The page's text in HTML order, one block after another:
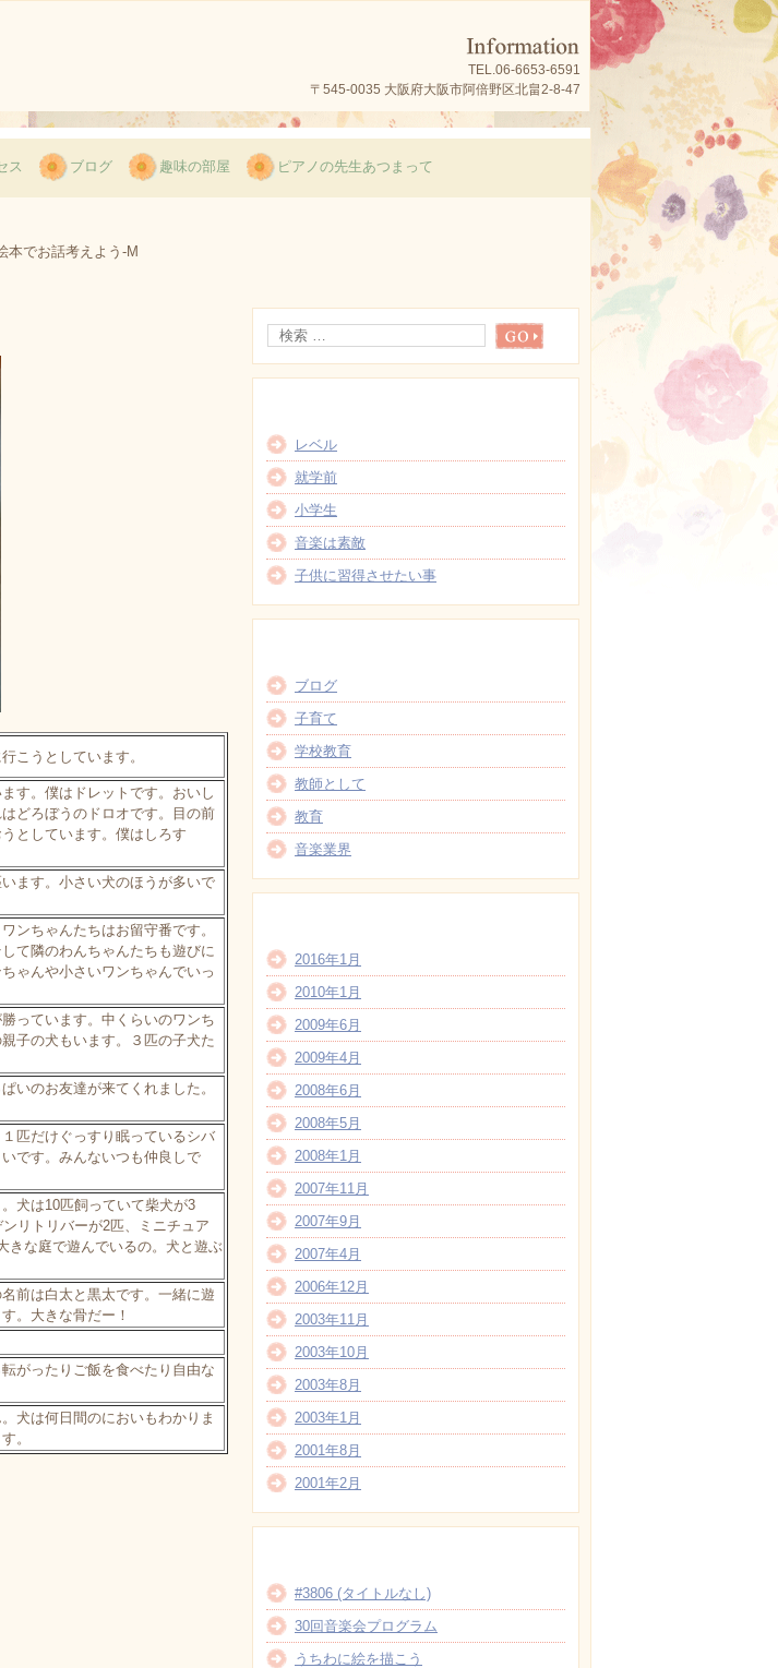
TEL.06-6653-6591
〒545-0035 大阪府大阪市阿倍野区北畠2-8-47
ス ブログ 趣味の部屋 ピアノの先生あつまって
本でお話考えよう-M
こうとしています。
す。僕はドレットです。おいし
どろぼうのドロオです。目の前
としています。僕はしろす
ます。小さい犬のほうが多いで
ンちゃんたちはお留守番です。
て隣のわんちゃんたちも遊びに
ゃんや小さいワンちゃんでいっ
っています。中くらいのワンち
子の犬もいます。３匹の子犬た
いのお友達が来てくれました。
匹だけぐっすり眠っているシバ
です。みんないつも仲良しで
犬は10匹飼っていて柴犬が3
リトリバーが2匹、ミニチュア
きな庭で遊んでいるの。犬と遊ぶ
前は白太と黒太です。一緒に遊
。大きな骨だー！
がったりご飯を食べたり自由な
犬は何日間のにおいもわかりま
。
レベル
就学前
小学生
音楽は素敵
子供に習得させたい事
ブログ
子育て
学校教育
教師として
教育
音楽業界
2016年1月
2010年1月
2009年6月
2009年4月
2008年6月
2008年5月
2008年1月
2007年11月
2007年9月
2007年4月
2006年12月
2003年11月
2003年10月
2003年8月
2003年1月
2001年8月
2001年2月
#3806 (タイトルなし)
30回音楽会プログラム
うちわに絵を描こう